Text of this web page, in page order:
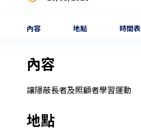
內容 地點 時間表
內容
讓隱蔽長者及照顧者學習運動
地點